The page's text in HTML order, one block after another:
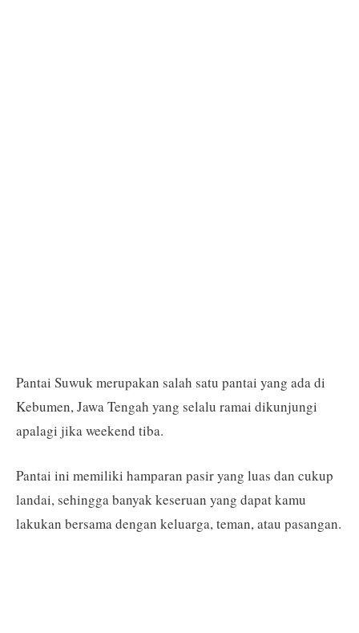
Pantai Suwuk merupakan salah satu pantai yang ada di
Kebumen, Jawa Tengah yang selalu ramai dikunjungi
apalagi jika weekend tiba.
Pantai ini memiliki hamparan pasir yang luas dan cukup
landai, sehingga banyak keseruan yang dapat kamu
lakukan bersama dengan keluarga, teman, atau pasangan.